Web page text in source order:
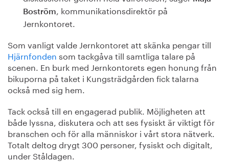
Boström, kommunikationsdirektör på
Jernkontoret.
Som vanligt valde Jernkontoret att skänka pengar till
Hjärnfonden som tackgåva till samtliga talare på
scenen. En burk med Jernkontorets egen honung från
bikuporna på taket i Kungsträdgården fick talarna
också med sig hem.
Tack också till en engagerad publik. Möjligheten att
både lyssna, diskutera och att ses fysiskt är viktigt för
branschen och för alla människor i vårt stora nätverk.
Totalt deltog drygt 300 personer, fysiskt och digitalt,
under Ståldagen.